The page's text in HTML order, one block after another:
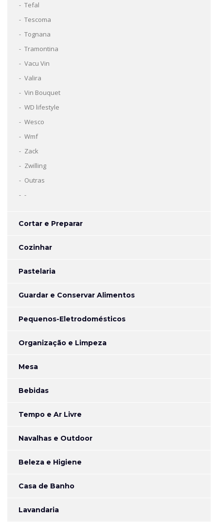
Tefal
Tescoma
Tognana
Tramontina
Vacu Vin
Valira
Vin Bouquet
WD lifestyle
Wesco
Wmf
Zack
Zwilling
Outras
-
Cortar e Preparar
Cozinhar
Pastelaria
Guardar e Conservar Alimentos
Pequenos-Eletrodomésticos
Organização e Limpeza
Mesa
Bebidas
Tempo e Ar Livre
Navalhas e Outdoor
Beleza e Higiene
Casa de Banho
Lavandaria